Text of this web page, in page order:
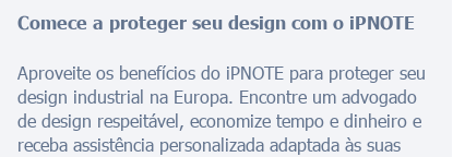
Comece a proteger seu design com o iPNOTE
Aproveite os benefícios do iPNOTE para proteger seu
design industrial na Europa. Encontre um advogado
de design respeitável, economize tempo e dinheiro e
receba assistência personalizada adaptada às suas